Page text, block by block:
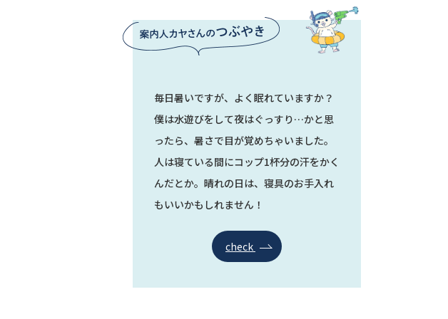
毎日暑いですが、よく眠れていますか？
僕は水遊びをして夜はぐっすり…かと思
ったら、暑さで目が覚めちゃいました。
人は寝ている間にコップ1杯分の汗をかく
んだとか。晴れの日は、寝具のお手入れ
もいいかもしれません！
check